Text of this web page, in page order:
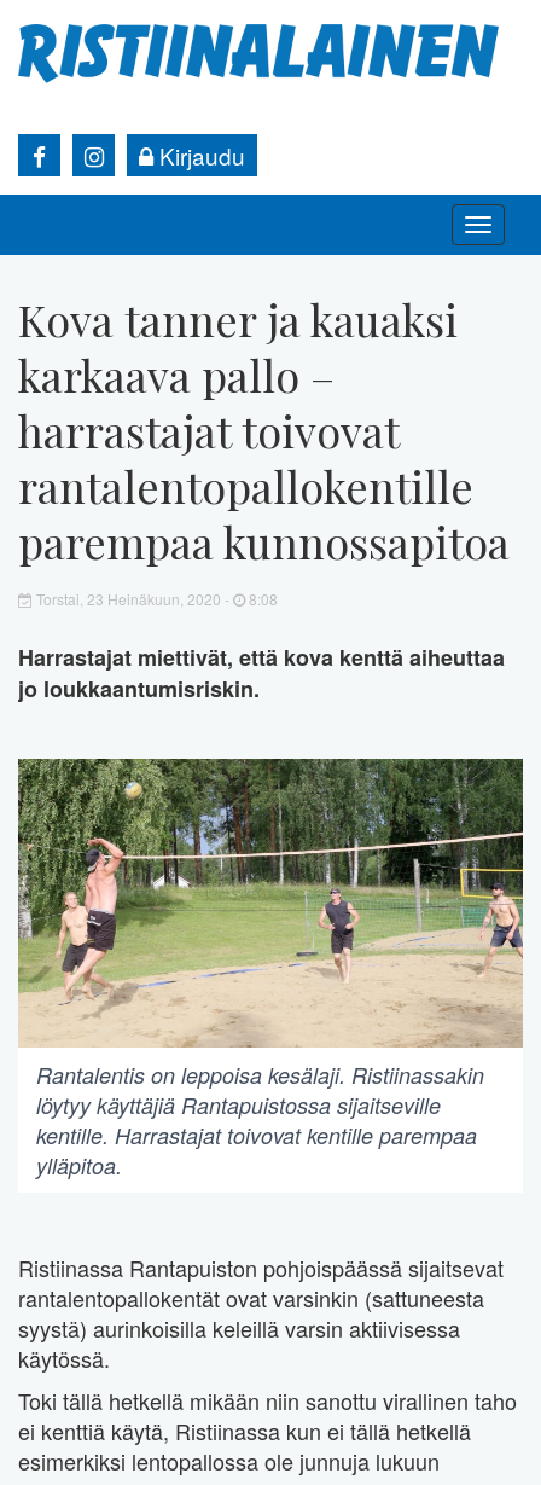
Kirjaudu
Toggle
Kova tanner ja kauaksi
karkaava pallo –
harrastajat toivovat
rantalentopallokentille
parempaa kunnossapitoa
Torstai, 23 Heinäkuun, 2020 - 8:08
Harrastajat miettivät, että kova kenttä aiheuttaa
jo loukkaantumisriskin.
Rantalentis on leppoisa kesälaji. Ristiinassakin
löytyy käyttäjiä Rantapuistossa sijaitseville
kentille. Harrastajat toivovat kentille parempaa
ylläpitoa.
Ristiinassa Rantapuiston pohjoispäässä sijaitsevat
rantalentopallokentät ovat varsinkin (sattuneesta
syystä) aurinkoisilla keleillä varsin aktiivisessa
käytössä.
Toki tällä hetkellä mikään niin sanottu virallinen taho
ei kenttiä käytä, Ristiinassa kun ei tällä hetkellä
esimerkiksi lentopallossa ole junnuja lukuun